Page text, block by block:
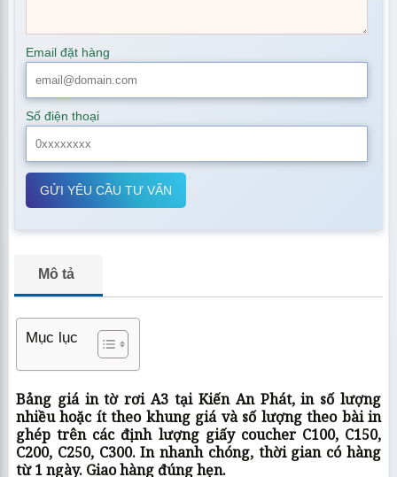
Email đặt hàng
Số điện thoại
GỬI YÊU CẦU TƯ VẤN
Mô tả
Mục lục
Bảng giá in tờ rơi A3 tại Kiến An Phát, in số lượng
nhiều hoặc ít theo khung giá và số lượng theo bài in
ghép trên các định lượng giấy coucher C100, C150,
C200, C250, C300. In nhanh chóng, thời gian có hàng
từ 1 ngày. Giao hàng đúng hẹn.